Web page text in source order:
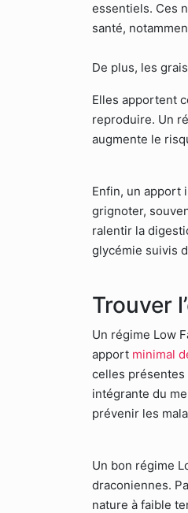
essentiels. Ces
santé,
De plus, les
Elles apportent
reproduire. Un
augmente le
Enfin, un apport
grignoter,
ralentir la
glycémie suivis
Trouver
Un régime Low
apport minimal
celles présentes
intégrante du
prévenir les
Un bon régime
draconiennes.
nature à faible